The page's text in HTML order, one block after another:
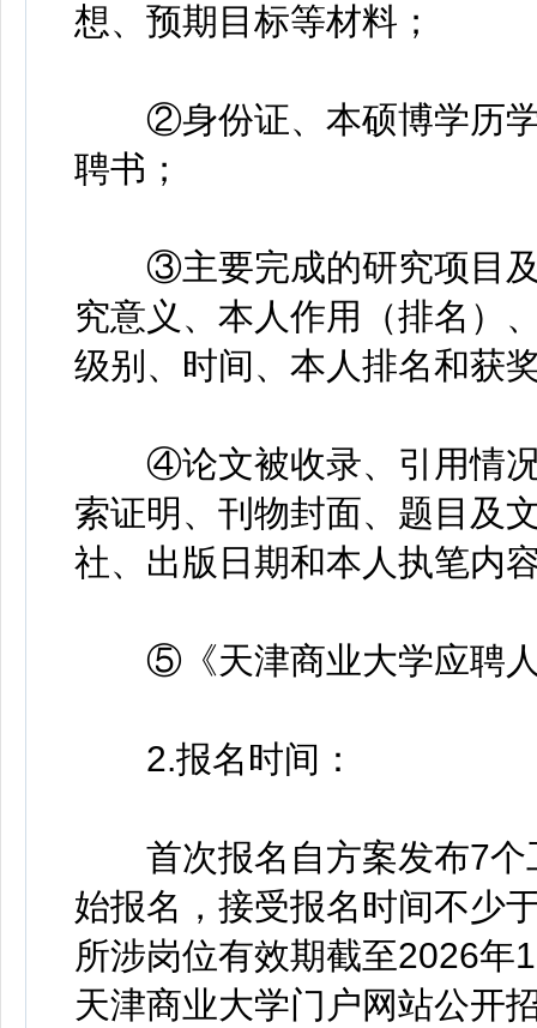
想、预期目标等材料；
②身份证、本硕博学历学
聘书；
③主要完成的研究项目及
究意义、本人作用（排名）
级别、时间、本人排名和获
④论文被收录、引用情况
索证明、刊物封面、题目及
社、出版日期和本人执笔内
⑤《天津商业大学应聘人
2.报名时间：
首次报名自方案发布7个
始报名，接受报名时间不少
所涉岗位有效期截至2026年
天津商业大学门户网站公开